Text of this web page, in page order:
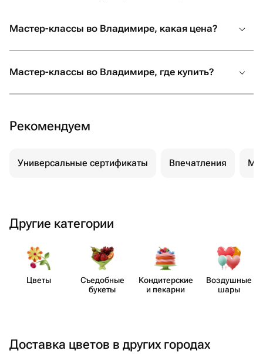
Мастер-классы во Владимире, какая цена?
Мастер-классы во Владимире, где купить?
Рекомендуем
Универсальные сертификаты Впечатления
Другие категории
Цветы
Съедобные
букеты
Кондит​ерские
и пекарни
Воздушные
шары
Доставка цветов в других городах